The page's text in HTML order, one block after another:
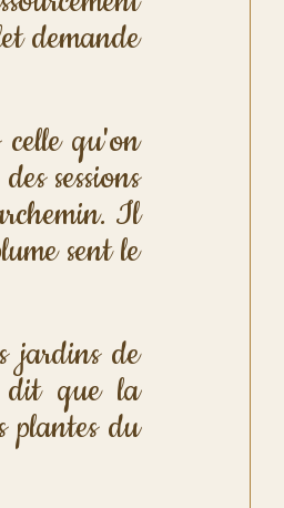
demande
qu'on
sessions
Il
sent le
jardins de
dit que la
plantes du